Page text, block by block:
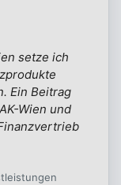
setze ich
Ein Beitrag
Wien und